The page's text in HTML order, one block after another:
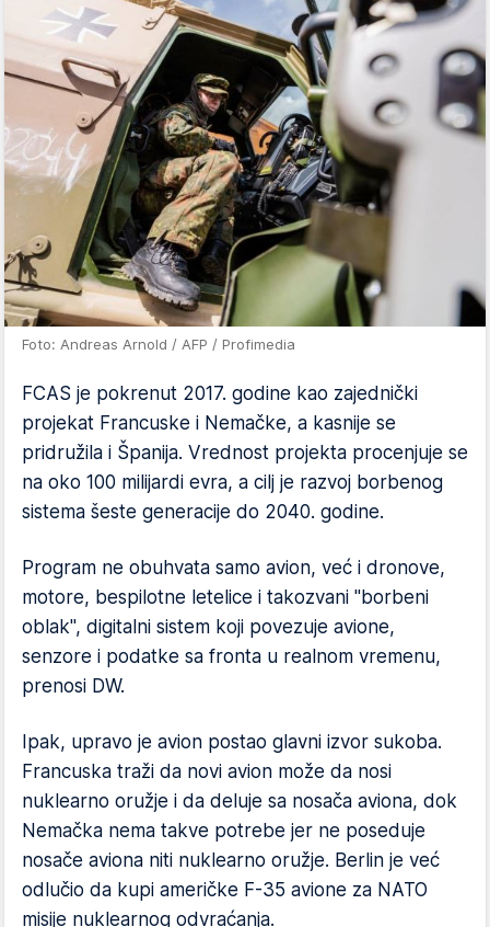
Foto: Andreas Arnold / AFP / Profimedia
FCAS je pokrenut 2017. godine kao zajednički
projekat Francuske i Nemačke, a kasnije se
pridružila i Španija. Vrednost projekta procenjuje se
na oko 100 milijardi evra, a cilj je razvoj borbenog
sistema šeste generacije do 2040. godine.
Program ne obuhvata samo avion, već i dronove,
motore, bespilotne letelice i takozvani "borbeni
oblak", digitalni sistem koji povezuje avione,
senzore i podatke sa fronta u realnom vremenu,
prenosi DW.
Ipak, upravo je avion postao glavni izvor sukoba.
Francuska traži da novi avion može da nosi
nuklearno oružje i da deluje sa nosača aviona, dok
Nemačka nema takve potrebe jer ne poseduje
nosače aviona niti nuklearno oružje. Berlin je već
odlučio da kupi američke F-35 avione za NATO
misije nuklearnog odvraćanja.